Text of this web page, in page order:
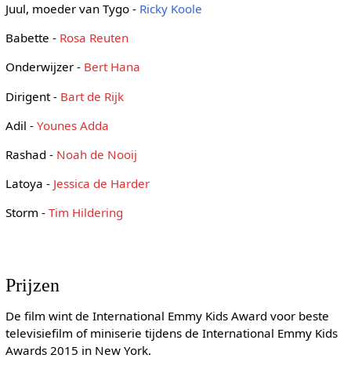
Juul, moeder van Tygo - Ricky Koole
Babette - Rosa Reuten
Onderwijzer - Bert Hana
Dirigent - Bart de Rijk
Adil - Younes Adda
Rashad - Noah de Nooij
Latoya - Jessica de Harder
Storm - Tim Hildering
Prijzen
De film wint de International Emmy Kids Award voor beste
televisiefilm of miniserie tijdens de International Emmy Kids
Awards 2015 in New York.